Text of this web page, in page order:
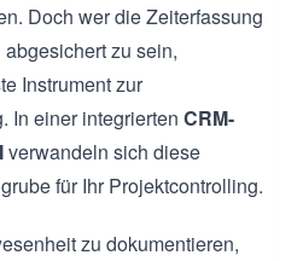
Doch wer die Zeiterfassung
zu sein,
Instrument zur
In einer integrierten CRM-
verwandeln sich diese
für Ihr Projektcontrolling.
zu dokumentieren,